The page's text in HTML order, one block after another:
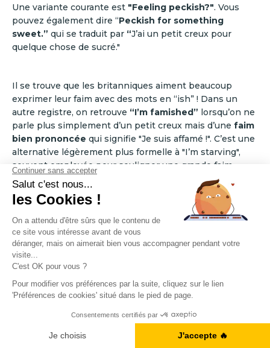
Une variante courante est "Feeling peckish?". Vous
pouvez également dire “Peckish for something
sweet.” qui se traduit par “J’ai un petit creux pour
quelque chose de sucré."
Il se trouve que les britanniques aiment beaucoup
exprimer leur faim avec des mots en “ish” ! Dans un
autre registre, on retrouve “I’m famished” lorsqu’on ne
parle plus simplement d’un petit creux mais d’une faim
bien prononcée qui signifie "Je suis affamé !". C’est une
alternative légèrement plus formelle à "I’m starving",
souvent employée pour souligner une grande faim
après une longue journée ou un effort physique.
Si l’on souhaite insister encore davantage, on peut dire
"I’m absolutely famished", qui traduit une faim extrême,
tout en restant une expression élégante et
typiquement britannique. Enfin, dans un registre plus
familier, vous entendrez parfois "Famished to bits", qui
signifie "Affamé à l’extrême", une manière emphatique
et décontractée de décrire une faim insoutenable.
🎓 Exemples pratiques :
Obtenez votre Ebook gratuit
Je télécharge l'ebook